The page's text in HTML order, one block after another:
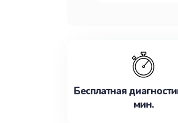
Бесплатная
мин.